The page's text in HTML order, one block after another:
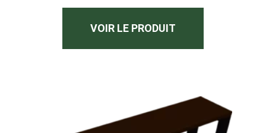
VOIR LE PRODUIT